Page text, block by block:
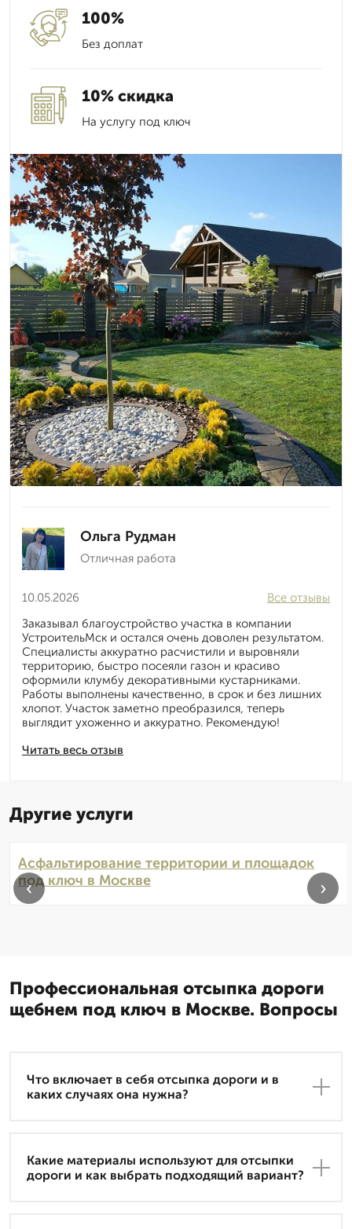
100%
Без доплат
10% скидка
На услугу под ключ
Ольга Рудман
Отличная работа
10.05.2026
Читать весь отзыв
Все отзывы
Заказывал благоустройство участка в компании
УстроительМск и остался очень доволен результатом.
Специалисты аккуратно расчистили и выровняли
территорию, быстро посеяли газон и красиво
оформили клумбу декоративными кустарниками.
Работы выполнены качественно, в срок и без лишних
хлопот. Участок заметно преобразился, теперь
выглядит ухоженно и аккуратно. Рекомендую!
Другие услуги
Асфальтирование территории и площадок
под ключ в Москве
‹ ›
Профессиональная отсыпка дороги
щебнем под ключ в Москве. Вопросы
Что включает в себя отсыпка дороги и в
каких случаях она нужна?
Какие материалы используют для отсыпки
дороги и как выбрать подходящий вариант?